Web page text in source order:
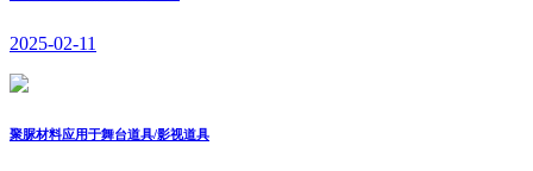
2025-02-11
聚脲材料应用于舞台道具/影视道具